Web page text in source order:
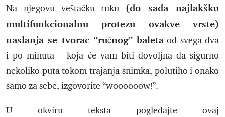
Na njegovu veštačku ruku (do sada najlakšku
multifunkcionalnu protezu ovakve vrste)
naslanja se tvorac “ručnog” baletaod svega dva
i po minuta – koja će vam biti dovoljna da sigurno
nekoliko puta tokom trajanja snimka, polutiho i onako
samo za sebe, izgovorite “woooooow!”.
U okviru teksta pogledajte ovaj